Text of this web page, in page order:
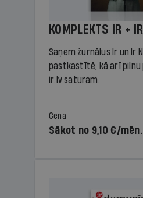
KOMPLEKTS IR +
Saņem žurnālus Ir un Ir
pastkastītē, kā arī pilnu
ir.lv saturam.
Cena
Sākot no 9,10 €/mēn.